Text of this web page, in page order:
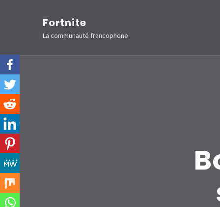
(Pressez
Entrée)
Fortnite
La communauté francophone